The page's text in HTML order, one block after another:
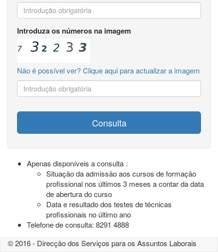
Introduza os números na imagem
Não é possível ver? Clique aqui para actualizar a imagem
Consulta
Apenas disponíveis a consulta﹕
Situação da admissão aos cursos de formação
profissional nos últimos 3 meses a contar da data
de abertura do curso
Data e resultado dos testes de técnicas
profissionais no último ano
Telefone de consulta: 8291 4888
© 2016 - Direcção dos Serviços para os Assuntos Laborais